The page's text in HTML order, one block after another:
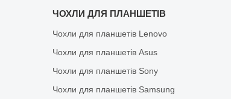
ЧОХЛИ ДЛЯ ПЛАНШЕТІВ
Чохли для планшетів Lenovo
Чохли для планшетів Asus
Чохли для планшетів Sony
Чохли для планшетів Samsung